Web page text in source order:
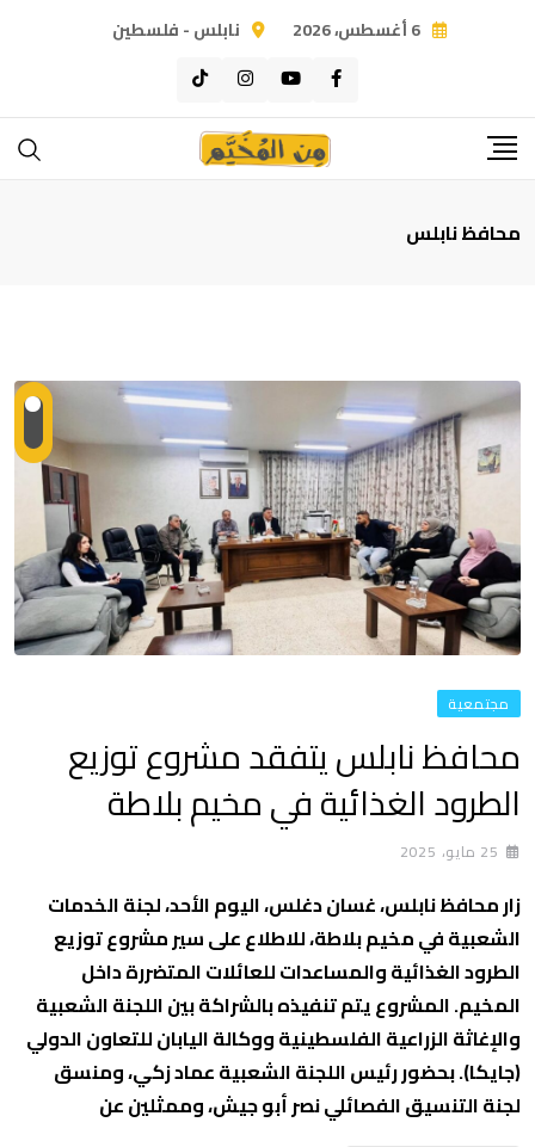
6 أغسطس، 2026 نابلس - فلسطين
محافظ نابلس
مجتمعية
محافظ نابلس يتفقد مشروع توزيع
الطرود الغذائية في مخيم بلاطة
25 مايو، 2025
زار محافظ نابلس، غسان دغلس، اليوم الأحد، لجنة الخدمات
الشعبية في مخيم بلاطة، للاطلاع على سير مشروع توزيع
الطرود الغذائية والمساعدات للعائلات المتضررة داخل
المخيم. المشروع يتم تنفيذه بالشراكة بين اللجنة الشعبية
والإغاثة الزراعية الفلسطينية ووكالة اليابان للتعاون الدولي
(جايكا). بحضور رئيس اللجنة الشعبية عماد زكي، ومنسق
لجنة التنسيق الفصائلي نصر أبو جيش، وممثلين عن